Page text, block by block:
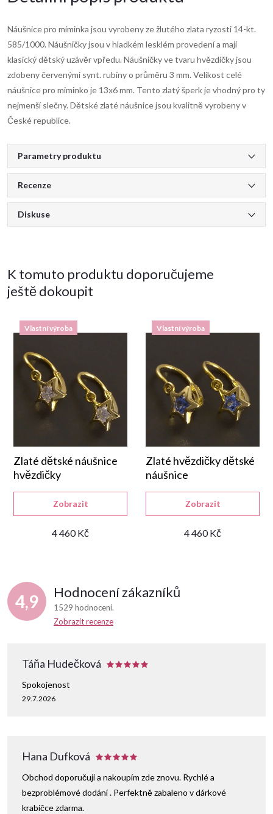
Náušnice pro miminka jsou vyrobeny ze žlutého zlata ryzosti 14-kt.
585/1000. Náušničky jsou v hladkém lesklém provedení a mají
klasický dětský uzávěr vpředu. Náušničky ve tvaru hvězdičky jsou
zdobeny červenými synt. rubíny o průměru 3 mm. Velikost celé
náušnice pro miminko je 13x6 mm. Tento zlatý šperk je vhodný pro ty
nejmenší slečny. Dětské zlaté náušnice jsou kvalitně vyrobeny v
České republice.
Parametry produktu
Recenze
Diskuse
K tomuto produktu doporučujeme
ještě dokoupit
Vlastní výroba
Zlaté dětské náušnice
hvězdičky
4 460 Kč
Zobrazit
Vlastní výroba
Zlaté hvězdičky dětské
náušnice
4 460 Kč
Zobrazit
4,9 Hodnocení zákazníků
1529 hodnocení
Zobrazit recenze
Táňa Hudečková
29.7.2026
Spokojenost
Hana Dufková
Obchod doporučuji a nakoupím zde znovu. Rychlé a
bezproblémové dodání . Perfektně zabaleno v dárkové
krabičce zdarma.